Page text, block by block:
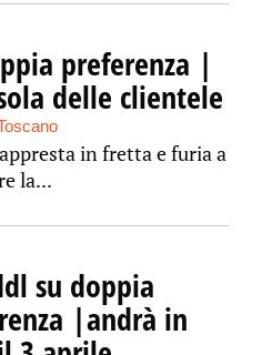
preferenza |
delle clientele
in fretta e furia a
la...
su doppia
|andrà in